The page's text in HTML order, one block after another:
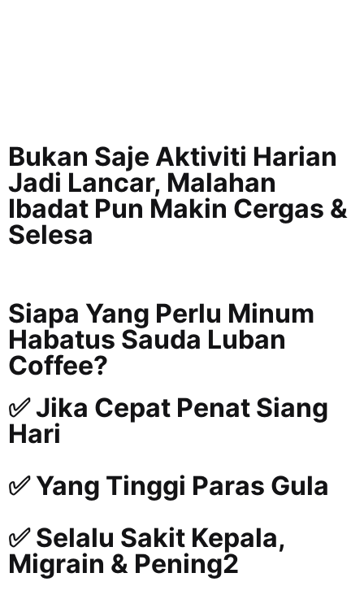
Bukan Saje Aktiviti Harian
Jadi Lancar, Malahan
Ibadat Pun Makin Cergas &
Selesa
Siapa Yang Perlu Minum
Habatus Sauda Luban
Coffee?
✅ Jika Cepat Penat Siang
Hari
✅ Yang Tinggi Paras Gula
✅ Selalu Sakit Kepala,
Migrain & Pening2